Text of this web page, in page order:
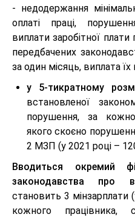
- недодержання
оплаті праці,
виплати заробітної
передбачених
за один місяць, виплата
у 5-тикратному
встановленої
порушення, за
якого скоєно
2 МЗП (у 2021 році –
Вводиться окремий
законодавства про
становить 3 мінзарплати
кожного працівника,